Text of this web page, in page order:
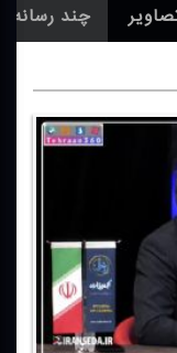
چند رسانه